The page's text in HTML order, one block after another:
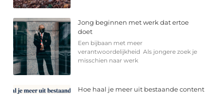
Jong beginnen met werk dat ertoe
doet
Een bijbaan met meer
verantwoordelijkheid Als jongere zoek je
misschien naar werk
Hoe haal je meer uit bestaande content